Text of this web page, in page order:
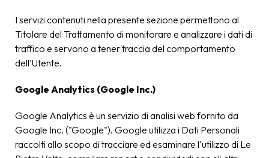
I servizi contenuti nella presente sezione permettono al
Titolare del Trattamento di monitorare e analizzare i dati di
traffico e servono a tener traccia del comportamento
dell'Utente.
Google Analytics (Google Inc.)
Google Analytics è un servizio di analisi web fornito da
Google Inc. ("Google"). Google utilizza i Dati Personali
raccolti allo scopo di tracciare ed esaminare l'utilizzo di Le